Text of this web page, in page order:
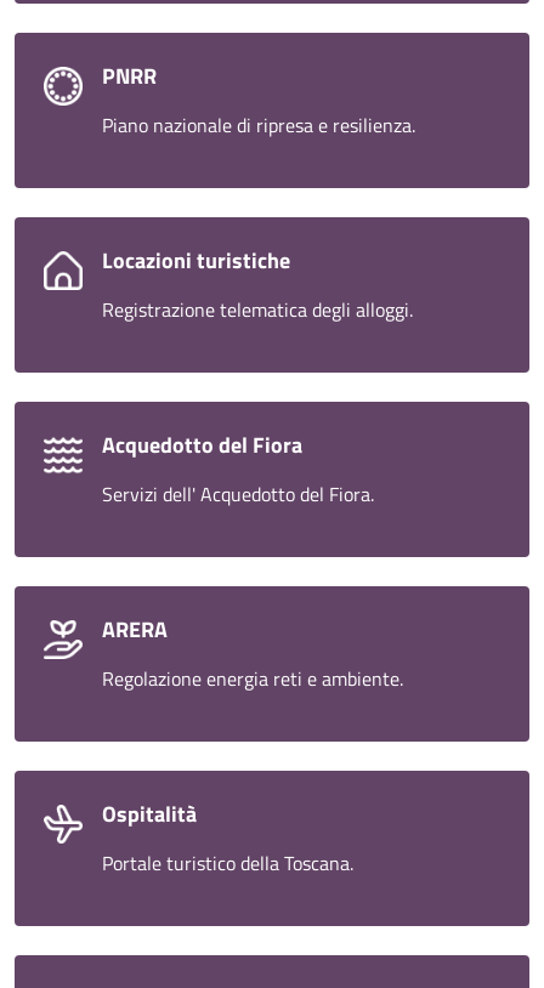
PNRR
Piano nazionale di ripresa e resilienza.
Locazioni turistiche
Registrazione telematica degli alloggi.
Acquedotto del Fiora
Servizi dell' Acquedotto del Fiora.
ARERA
Regolazione energia reti e ambiente.
Ospitalità
Portale turistico della Toscana.